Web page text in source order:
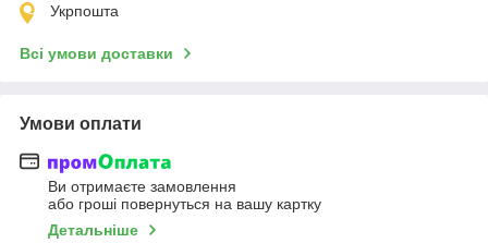
Укрпошта
Всі умови доставки
Умови оплати
Ви отримаєте замовлення
або гроші повернуться на вашу картку
Детальніше